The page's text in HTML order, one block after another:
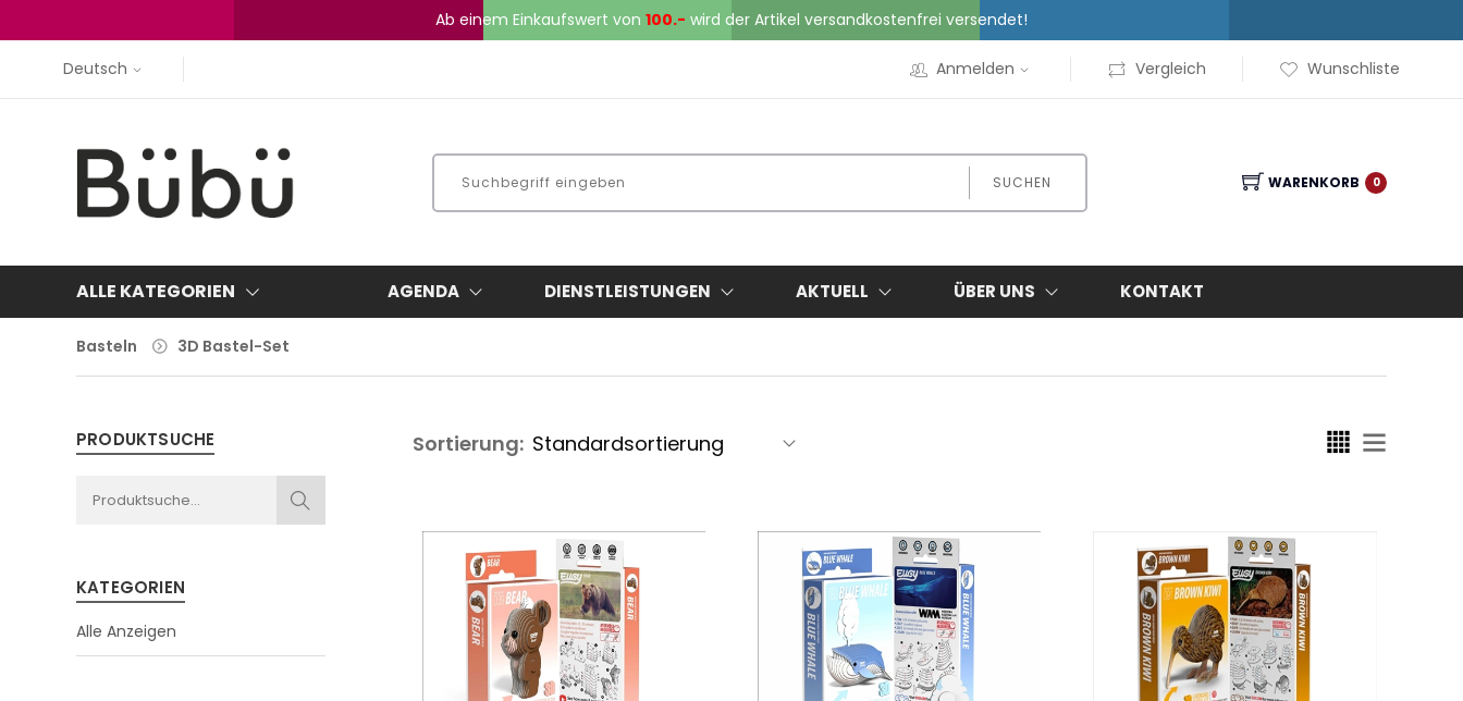
Ab einem Einkaufswert von 100.- wird der Artikel versandkostenfrei versendet!
Deutsch Anmelden Vergleich Wunschliste
SUCHEN WARENKORB 0
ALLE KATEGORIEN AGENDA DIENSTLEISTUNGEN AKTUELL ÜBER UNS KONTAKT
Basteln 3D Bastel-Set
PRODUKTSUCHE
KATEGORIEN
Alle Anzeigen
Sortierung: